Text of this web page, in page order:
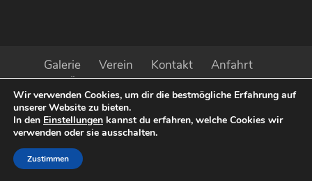
Galerie Verein Kontakt
Anfahrt
Öffnungszeiten
Impressum
Datenschutz
Aktuell
Presse
Sponsoren
© 2022 Kunstverein Baden mfu
Wir verwenden Cookies, um dir die bestmögliche Erfahrung auf
unserer Website zu bieten.
In den Einstellungen kannst du erfahren, welche Cookies wir
verwenden oder sie ausschalten.
Zustimmen